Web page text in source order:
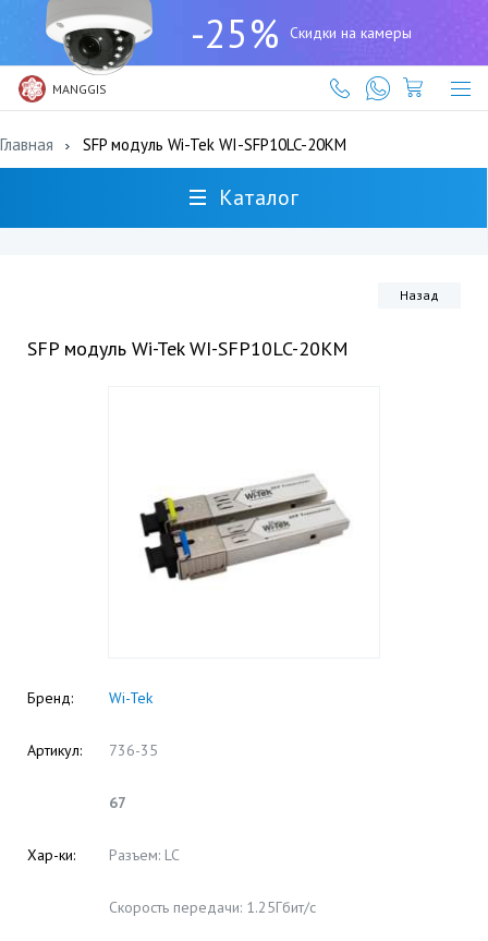
-25% Скидки на камеры
MANGGIS
(727)
317-
61-
61
Главная SFP модуль Wi-Tek WI-SFP10LC-20KM
Каталог
Назад
SFP модуль Wi-Tek WI-SFP10LC-20KM
Бренд: Wi-Tek
Артикул: 736-35
67
Хар-ки: Разъем: LC
Скорость передачи: 1.25Гбит/с